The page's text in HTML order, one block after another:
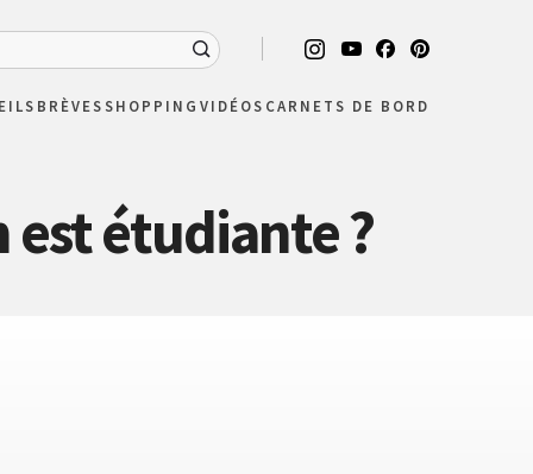
BRÈVESSHOPPING VIDÉOS CARNETS DE BORD
étudiante ?